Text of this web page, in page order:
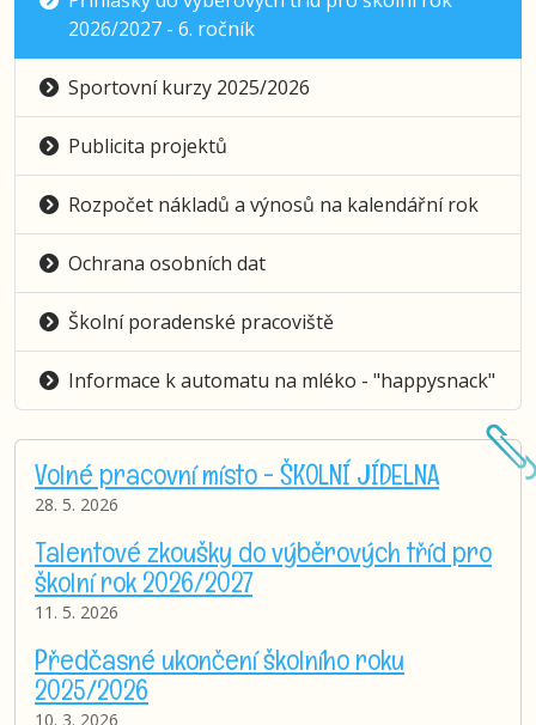
2026/2027 - 6. ročník
Sportovní kurzy 2025/2026
Publicita projektů
Rozpočet nákladů a výnosů na kalendářní rok
Ochrana osobních dat
Školní poradenské pracoviště
Informace k automatu na mléko - "happysnack"
Volné pracovní místo - ŠKOLNÍ JÍDELNA
28. 5. 2026
Talentové zkoušky do výběrových tříd pro
školní rok 2026/2027
11. 5. 2026
Předčasné ukončení školního roku
2025/2026
10. 3. 2026